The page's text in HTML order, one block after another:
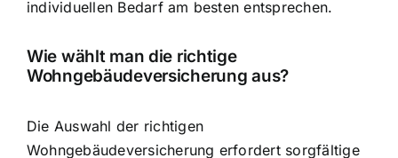
individuellen Bedarf am besten entsprechen.
Wie wählt man die richtige
Wohngebäudeversicherung aus?
Die Auswahl der richtigen
Wohngebäudeversicherung erfordert sorgfältige